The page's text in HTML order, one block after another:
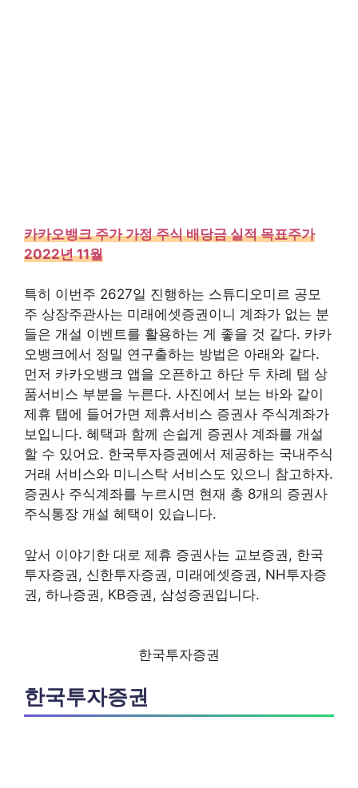
카카오뱅크 주가 가정 주식 배당금 실적 목표주가
2022년 11월
특히 이번주 2627일 진행하는 스튜디오미르 공모
주 상장주관사는 미래에셋증권이니 계좌가 없는 분
들은 개설 이벤트를 활용하는 게 좋을 것 같다. 카카
오뱅크에서 정밀 연구출하는 방법은 아래와 같다.
먼저 카카오뱅크 앱을 오픈하고 하단 두 차례 탭 상
품서비스 부분을 누른다. 사진에서 보는 바와 같이
제휴 탭에 들어가면 제휴서비스 증권사 주식계좌가
보입니다. 혜택과 함께 손쉽게 증권사 계좌를 개설
할 수 있어요. 한국투자증권에서 제공하는 국내주식
거래 서비스와 미니스탁 서비스도 있으니 참고하자.
증권사 주식계좌를 누르시면 현재 총 8개의 증권사
주식통장 개설 혜택이 있습니다.
앞서 이야기한 대로 제휴 증권사는 교보증권, 한국
투자증권, 신한투자증권, 미래에셋증권, NH투자증
권, 하나증권, KB증권, 삼성증권입니다.
한국투자증권
한국투자증권